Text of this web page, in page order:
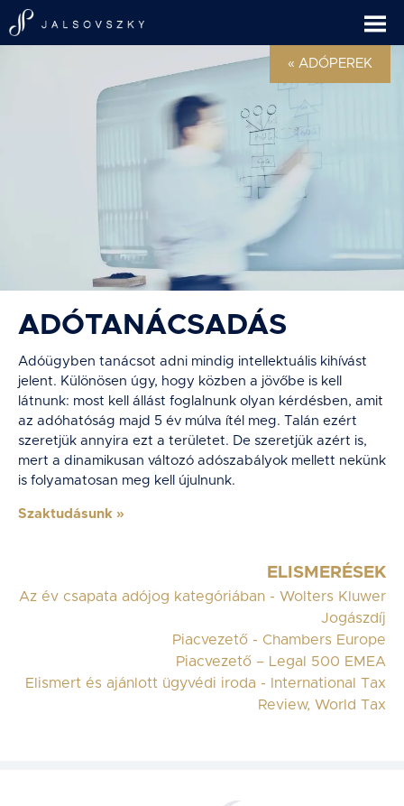
« ADÓPEREK
ADÓTANÁCSADÁS
Adóügyben tanácsot adni mindig intellektuális kihívást
jelent. Különösen úgy, hogy közben a jövőbe is kell
látnunk: most kell állást foglalnunk olyan kérdésben, amit
az adóhatóság majd 5 év múlva ítél meg. Talán ezért
szeretjük annyira ezt a területet. De szeretjük azért is,
mert a dinamikusan változó adószabályok mellett nekünk
is folyamatosan meg kell újulnunk.
Szaktudásunk »
ELISMERÉSEK
Az év csapata adójog kategóriában - Wolters Kluwer
Jogászdíj
Piacvezető - Chambers Europe
Piacvezető – Legal 500 EMEA
Elismert és ajánlott ügyvédi iroda - International Tax
Review, World Tax